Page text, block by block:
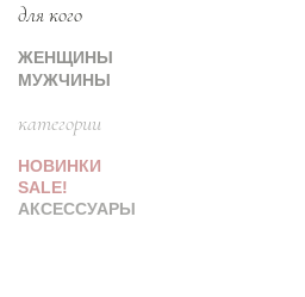
для кого
ЖЕНЩИНЫ
МУЖЧИНЫ
категории
НОВИНКИ
SALE!
АКСЕССУАРЫ